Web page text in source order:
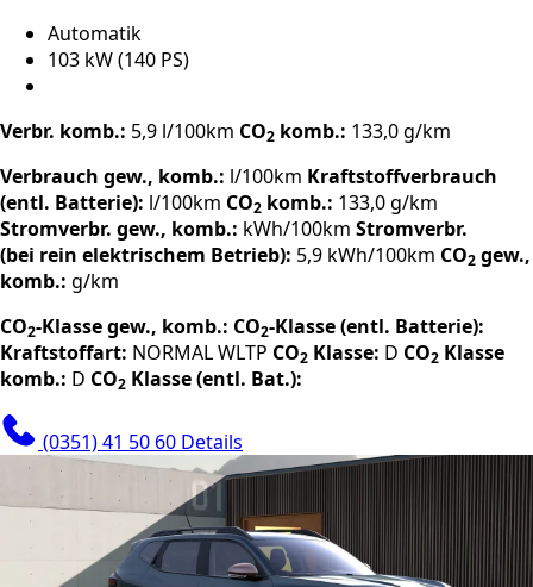
Automatik
103 kW (140 PS)
Verbr. komb.: 5,9 l/100km CO2 komb.: 133,0 g/km
Verbrauch gew., komb.: l/100km Kraftstoffverbrauch
(entl. Batterie): l/100km CO2 komb.: 133,0 g/km
Stromverbr. gew., komb.: kWh/100km Stromverbr.
(bei rein elektrischem Betrieb): 5,9 kWh/100km CO2 gew.,
komb.: g/km
CO2-Klasse gew., komb.: CO2-Klasse (entl. Batterie):
Kraftstoffart: NORMALWLTP CO2 Klasse: D CO2 Klasse
komb.: D CO2 Klasse (entl. Bat.):
(0351) 41 50 60 Details